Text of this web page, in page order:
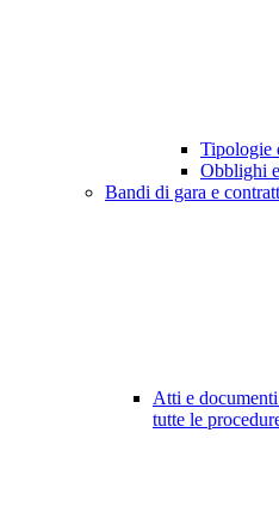
Tipologie
Obblighi
Bandi di gara e
Atti e
tutte le